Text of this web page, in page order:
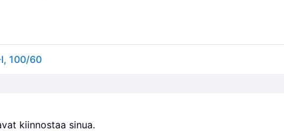
100/60
kiinnostaa sinua.